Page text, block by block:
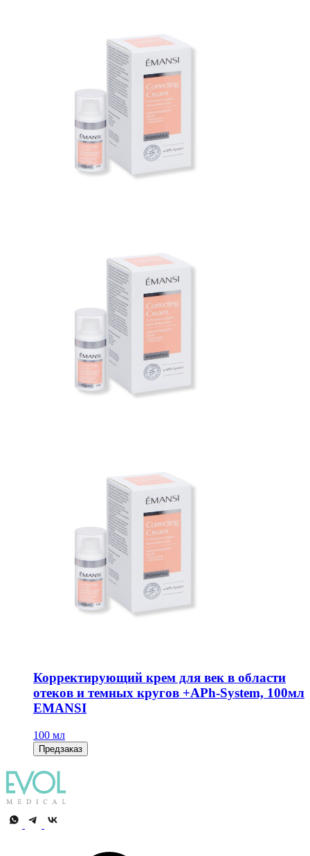
Корректирующий крем для век в области
отеков и темных кругов +APh-System, 100мл
EMANSI
100 мл
Предзаказ